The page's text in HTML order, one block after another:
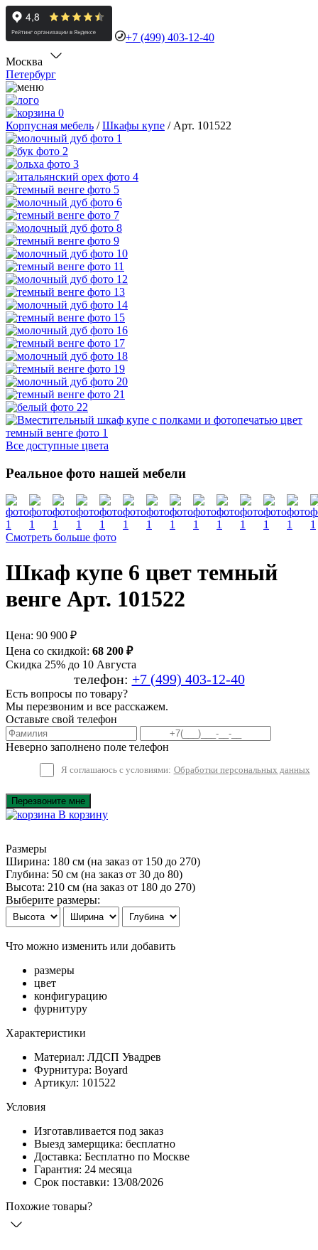
+7 (499) 403-12-40
Москва
Петербург
0
Корпусная мебель /Шкафы купе / Арт. 101522
Все доступные цвета
Реальное фото нашей мебели
Смотреть больше фото
Шкаф купе 6 цвет темный
венге Арт. 101522
Цена: 90 900 ₽
Цена со скидкой: 68 200 ₽
Скидка 25% до 10 Августа
телефон: +7 (499) 403-12-40
Есть вопросы по товару?
Мы перезвоним и все расскажем.
Оставьте свой телефон
Неверно заполнено поле телефон
Я соглашаюсь с условиями: Обработки персональных данных
Перезвоните мне
В корзину
Размеры
Ширина: 180 см (на заказ от 150 до 270)
Глубина: 50 см (на заказ от 30 до 80)
Высота: 210 см (на заказ от 180 до 270)
Выберите размеры:
Что можно изменить или добавить
размеры
цвет
конфигурацию
фурнитуру
Характеристики
Материал: ЛДСП Увадрев
Фурнитура: Boyard
Артикул: 101522
Условия
Изготавливается под заказ
Выезд замерщика: бесплатно
Доставка: Бесплатно по Москве
Гарантия: 24 месяца
Срок поставки: 13/08/2026
Похожие товары?